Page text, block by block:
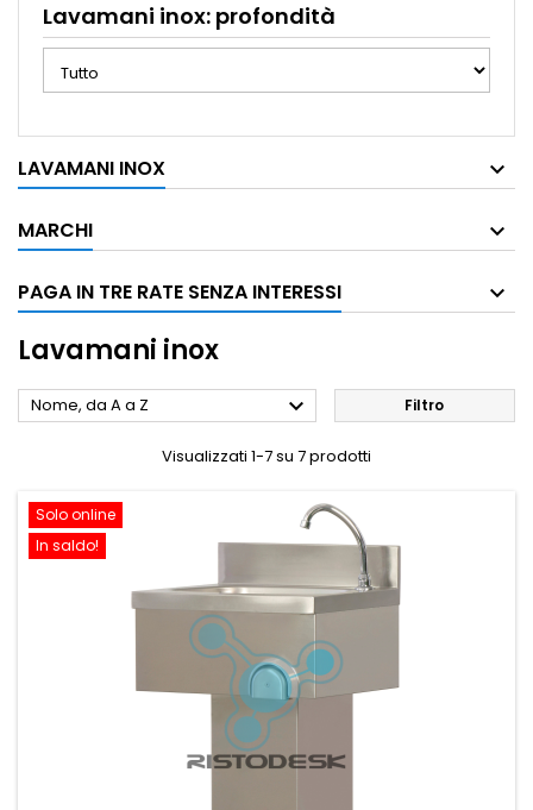
Lavamani inox: profondità
LAVAMANI INOX
MARCHI
PAGA IN TRE RATE SENZA INTERESSI
Lavamani inox
Nome, da A a Z  Filtro
Visualizzati 1-7 su 7 prodotti
Solo online
In saldo!